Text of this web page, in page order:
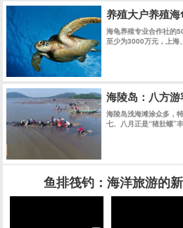
养殖大户养殖
海龟养殖专业合作社的
至少为3000万元，上海
海陵岛：八方
海陵岛浅海滩涂众多，
七、八月正是“猪肚螺”
鱼排筏钓：海洋旅游的